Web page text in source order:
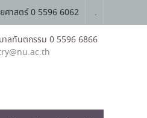
าสตร์ 0 5596 6062 .
าลทันตกรรม 0 5596 6866